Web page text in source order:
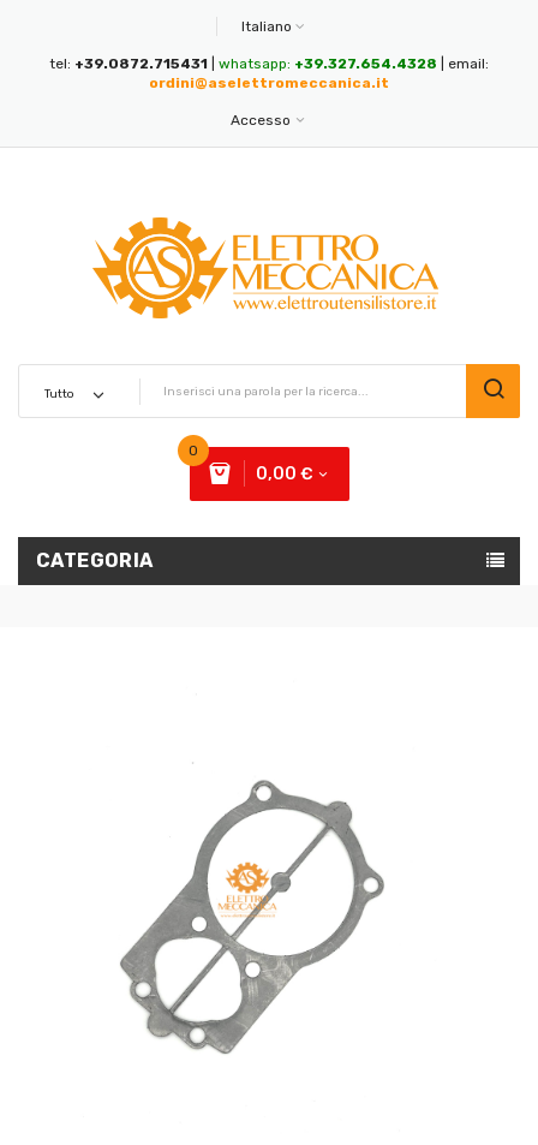
Italiano
tel: +39.0872.715431 whatsapp: +39.327.654.4328 | email:
ordini@aselettromeccanica.it
Accesso
0
0,00 €
CATEGORIA